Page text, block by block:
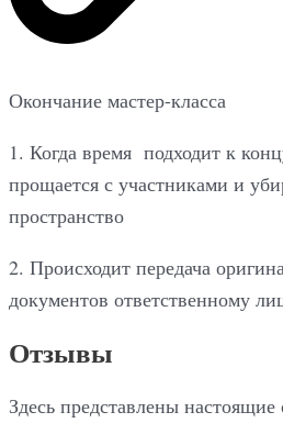
Окончание мастер-класса
1. Когда время подходит к
прощается с участниками и
пространство
2. Происходит передача
документов ответственному
Отзывы
Здесь представлены